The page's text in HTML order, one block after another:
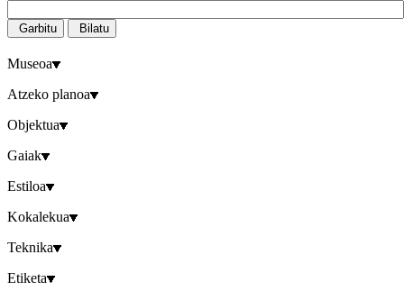
Garbitu Bilatu
Museoa
Atzeko planoa
Objektua
Gaiak
Estiloa
Kokalekua
Teknika
Etiketa